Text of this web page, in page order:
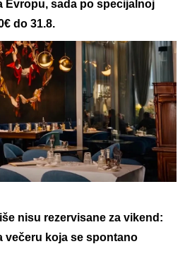
Evropu, sada po specijalnoj
do 31.8.
nisu rezervisane za vikend:
večeru koja se spontano